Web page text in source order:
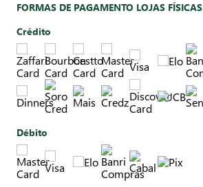
FORMAS DE PAGAMENTO LOJAS FÍSICAS
Crédito
Débito